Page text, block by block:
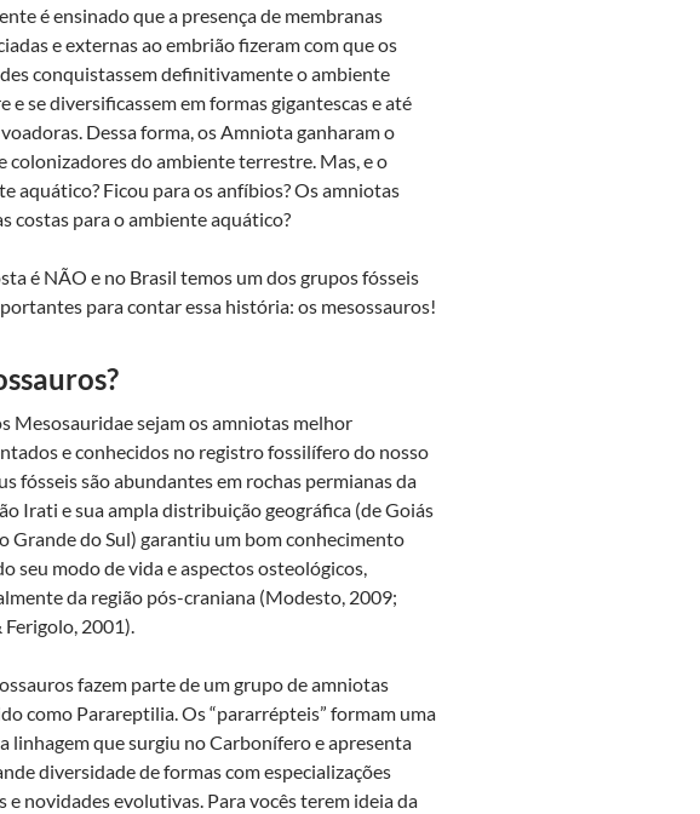
é ensinado que a presença de membranas
e externas ao embrião fizeram com que os
conquistassem definitivamente o ambiente
e se diversificassem em formas gigantescas e até
Dessa forma, os Amniota ganharam o
colonizadores do ambiente terrestre. Mas, e o
aquático? Ficou para os anfíbios? Os amniotas
costas para o ambiente aquático?
é NÃO e no Brasil temos um dos grupos fósseis
para contar essa história: os mesossauros!
Mesosauridae sejam os amniotas melhor
e conhecidos no registro fossilífero do nosso
fósseis são abundantes em rochas permianas da
Irati e sua ampla distribuição geográfica (de Goiás
Grande do Sul) garantiu um bom conhecimento
seu modo de vida e aspectos osteológicos,
da região pós-craniana (Modesto, 2009;
Ferigolo, 2001).
fazem parte de um grupo de amniotas
como Parareptilia. Os “pararrépteis” formam uma
linhagem que surgiu no Carbonífero e apresenta
diversidade de formas com especializações
e novidades evolutivas. Para vocês terem ideia da